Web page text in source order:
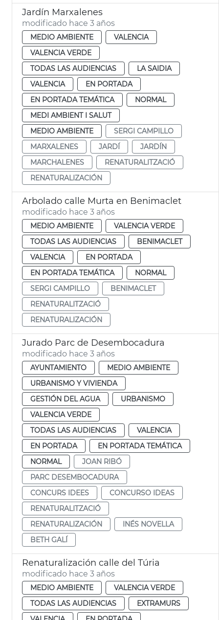
Jardín Marxalenes
modificado hace 3 años
MEDIO AMBIENTE
VALENCIA
VALENCIA VERDE
TODAS LAS AUDIENCIAS
LA SAIDIA
VALENCIA
EN PORTADA
EN PORTADA TEMÁTICA
NORMAL
MEDI AMBIENT I SALUT
MEDIO AMBIENTE
SERGI CAMPILLO
MARXALENES
JARDÍ
JARDÍN
MARCHALENES
RENATURALITZACIÓ
RENATURALIZACIÓN
Arbolado calle Murta en Benimaclet
modificado hace 3 años
MEDIO AMBIENTE
VALENCIA VERDE
TODAS LAS AUDIENCIAS
BENIMACLET
VALENCIA
EN PORTADA
EN PORTADA TEMÁTICA
NORMAL
SERGI CAMPILLO
BENIMACLET
RENATURALITZACIÓ
RENATURALIZACIÓN
Jurado Parc de Desembocadura
modificado hace 3 años
AYUNTAMIENTO
MEDIO AMBIENTE
URBANISMO Y VIVIENDA
GESTIÓN DEL AGUA
URBANISMO
VALENCIA VERDE
TODAS LAS AUDIENCIAS
VALENCIA
EN PORTADA
EN PORTADA TEMÁTICA
NORMAL
JOAN RIBÓ
PARC DESEMBOCADURA
CONCURS IDEES
CONCURSO IDEAS
RENATURALITZACIÓ
RENATURALIZACIÓN
INÉS NOVELLA
BETH GALÍ
Renaturalización calle del Túria
modificado hace 3 años
MEDIO AMBIENTE
VALENCIA VERDE
TODAS LAS AUDIENCIAS
EXTRAMURS